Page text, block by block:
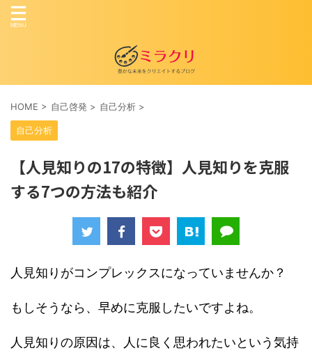
HOME > 自己啓発 > 自己分析 >
自己分析
【人見知りの17の特徴】人見知りを克服
する7つの方法も紹介
人見知りがコンプレックスになっていませんか？
もしそうなら、早めに克服したいですよね。
人見知りの原因は、人に良く思われたいという気持